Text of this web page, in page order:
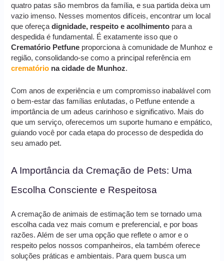
quatro patas são membros da família, e sua partida deixa um
vazio imenso. Nesses momentos difíceis, encontrar um local
que ofereçadignidade, respeito e acolhimento para a
despedida é fundamental. É exatamente isso que o
Crematório Petfune proporciona à comunidade de Munhoz e
região, consolidando-se como a principal referência em
crematório na cidade de Munhoz.
Com anos de experiência e um compromisso inabalável com
o bem-estar das famílias enlutadas, o Petfune entende a
importância de um adeus carinhoso e significativo. Mais do
que um serviço, oferecemos um suporte humano e empático,
guiando você por cada etapa do processo de despedida do
seu amado pet.
A Importância da Cremação de Pets: Uma
Escolha Consciente e Respeitosa
A cremação de animais de estimação tem se tornado uma
escolha cada vez mais comum e preferencial, e por boas
razões. Além de ser uma opção que reflete o amor e o
respeito pelos nossos companheiros, ela também oferece
soluções práticas e ambientais. Para quem busca um